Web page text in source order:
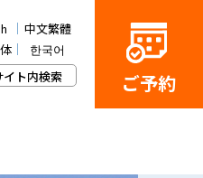
中文繁體
한국어
イト内検索
ご予約